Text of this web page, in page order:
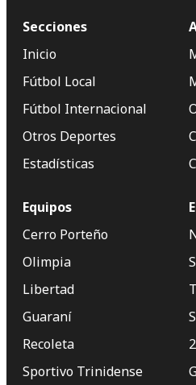
Secciones
Inicio
Fútbol Local
Fútbol Internacional
Otros Deportes
Estadísticas
Equipos
Cerro Porteño
Olimpia
Libertad
Guaraní
Recoleta
Sportivo Trinidense